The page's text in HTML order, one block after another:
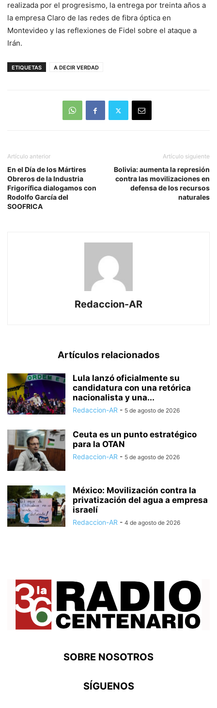
realizada por el progresismo, la entrega por treinta años a
la empresa Claro de las redes de fibra óptica en
Montevideo y las reflexiones de Fidel sobre el ataque a
Irán.
ETIQUETAS A DECIR VERDAD
Artículo anterior
En el Día de los Mártires
Obreros de la Industria
Frigorífica dialogamos con
Rodolfo García del
SOOFRICA
Artículo siguiente
Bolivia: aumenta la represión
contra las movilizaciones en
defensa de los recursos
naturales
Redaccion-AR
Artículos relacionados
Lula lanzó oficialmente su
candidatura con una retórica
nacionalista y una...
Redaccion-AR - 5 de agosto de 2026
Ceuta es un punto estratégico
para la OTAN
Redaccion-AR - 5 de agosto de 2026
México: Movilización contra la
privatización del agua a empresa
israelí
Redaccion-AR - 4 de agosto de 2026
SOBRE NOSOTROS
SÍGUENOS